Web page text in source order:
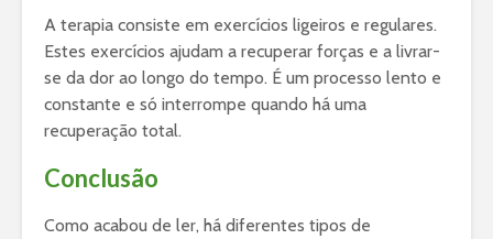
A terapia consiste em exercícios ligeiros e regulares.
Estes exercícios ajudam a recuperar forças e a livrar-
se da dor ao longo do tempo. É um processo lento e
constante e só interrompe quando há uma
recuperação total.
Conclusão
Como acabou de ler, há diferentes tipos de